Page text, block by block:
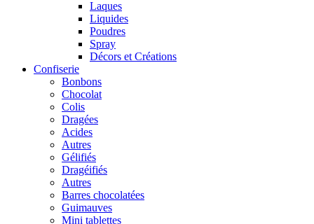
Laques
Liquides
Poudres
Spray
Décors et Créations
Confiserie
Bonbons
Chocolat
Colis
Dragées
Acides
Autres
Gélifiés
Dragéifiés
Autres
Barres chocolatées
Guimauves
Mini tablettes